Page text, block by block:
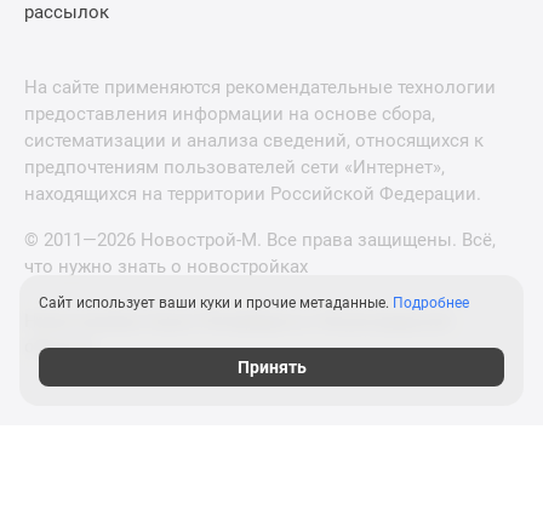
рассылок
На сайте применяются рекомендательные технологии
предоставления информации на основе сбора,
систематизации и анализа сведений, относящихся к
предпочтениям пользователей сети «Интернет»,
находящихся на территории Российской Федерации.
© 2011—2026 Новострой-М. Все права защищены. Всё,
что нужно знать о новостройках
области
Сайт использует ваши куки и прочие метаданные. Подробнее
Принять